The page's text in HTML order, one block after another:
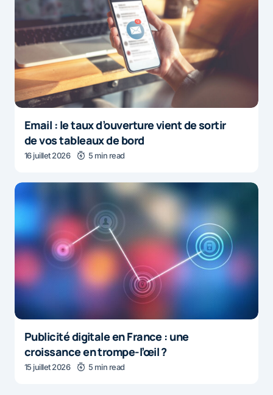
Email : le taux d’ouverture vient de sortir
de vos tableaux de bord
16 juillet 2026 5 min read
Publicité digitale en France : une
croissance en trompe-l’œil ?
15 juillet 2026 5 min read